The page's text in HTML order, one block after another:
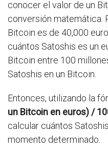
conocer el valor de un
conversión matemática.
Bitcoin es de 40,000
cuántos Satoshis es un
Bitcoin entre 100
Satoshis en un Bitcoin.
Entonces, utilizando la
un Bitcoin en euros) /
calcular cuántos
momento determinado.